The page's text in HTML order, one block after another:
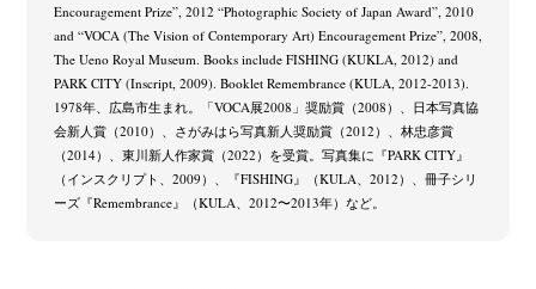
Encouragement Prize”, 2012 “Photographic Society of Japan Award”, 2010
and “VOCA (The Vision of Contemporary Art) Encouragement Prize”, 2008,
The Ueno Royal Museum. Books include FISHING (KUKLA, 2012) and
PARK CITY (Inscript, 2009). Booklet Remembrance (KULA, 2012-2013).
1978年、広島市生まれ。「VOCA展2008」奨励賞（2008）、日本写真協
会新人賞（2010）、さがみはら写真新人奨励賞（2012）、林忠彦賞
（2014）、東川新人作家賞（2022）を受賞。写真集に『PARK CITY』
（インスクリプト、2009）、『FISHING』（KULA、2012）、冊子シリ
ーズ『Remembrance』（KULA、2012〜2013年）など。